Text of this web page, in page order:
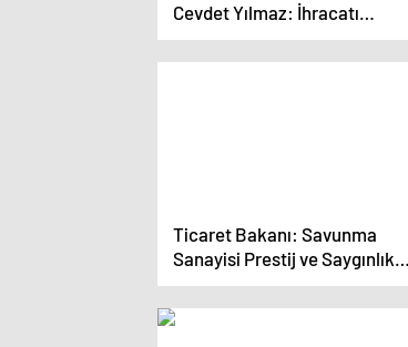
Cevdet Yılmaz: İhracatı
artıracağımıza inanıyoruz
Ticaret Bakanı: Savunma
Sanayisi Prestij ve Saygınlık
Kazandırıyor